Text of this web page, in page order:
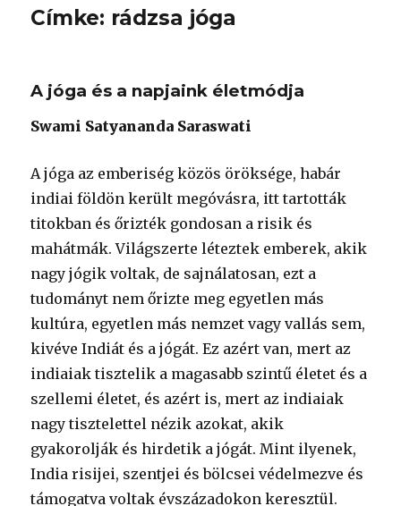
Címke: rádzsa jóga
A jóga és a napjaink életmódja
Swami Satyananda Saraswati
A jóga az emberiség közös öröksége, habár
indiai földön került megóvásra, itt tartották
titokban és őrizték gondosan a risik és
mahátmák. Világszerte léteztek emberek, akik
nagy jógik voltak, de sajnálatosan, ezt a
tudományt nem őrizte meg egyetlen más
kultúra, egyetlen más nemzet vagy vallás sem,
kivéve Indiát és a jógát. Ez azért van, mert az
indiaiak tisztelik a magasabb szintű életet és a
szellemi életet, és azért is, mert az indiaiak
nagy tisztelettel nézik azokat, akik
gyakorolják és hirdetik a jógát. Mint ilyenek,
India risijei, szentjei és bölcsei védelmezve és
támogatva voltak évszázadokon keresztül.